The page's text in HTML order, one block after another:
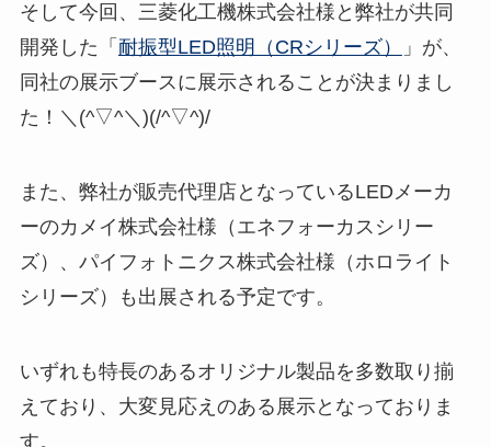
そして今回、三菱化工機株式会社様と弊社が共同
開発した「 耐振型LED照明（CRシリーズ）
」が、
同社の展示ブースに展示されることが決まりまし
た！＼(^▽^＼)(/^▽^)/
また、弊社が販売代理店となっているLEDメーカ
ーのカメイ株式会社様（エネフォーカスシリー
ズ）、パイフォトニクス株式会社様（ホロライト
シリーズ）も出展される予定です。
いずれも特長のあるオリジナル製品を多数取り揃
えており、大変見応えのある展示となっておりま
す。